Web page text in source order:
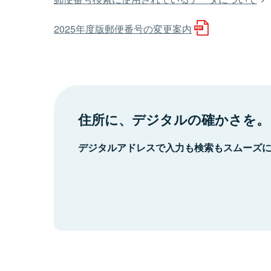
2025年度版郵便番号の変更案内
住所に、デジタルの確かさを。
デジタルアドレスで入力も検索もスムーズ